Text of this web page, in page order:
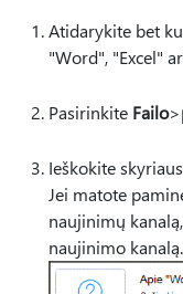
Atidarykite bet
"Word", "Excel"
Pasirinkite Failo>
Ieškokite
Jei matote
naujinimų
naujinimo kanalą.